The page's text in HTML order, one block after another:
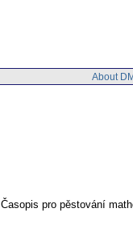
About
Časopis pro pěstování